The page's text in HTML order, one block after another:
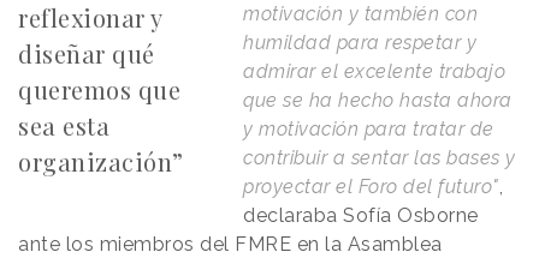
reflexionar y
diseñar qué
queremos que
sea esta
organización”
motivación y también con
humildad para respetar y
admirar el excelente trabajo
que se ha hecho hasta ahora
y motivación para tratar de
contribuir a sentar las bases y
proyectar el Foro del futuro",
declaraba Sofía Osborne
ante los miembros del FMRE en la Asamblea